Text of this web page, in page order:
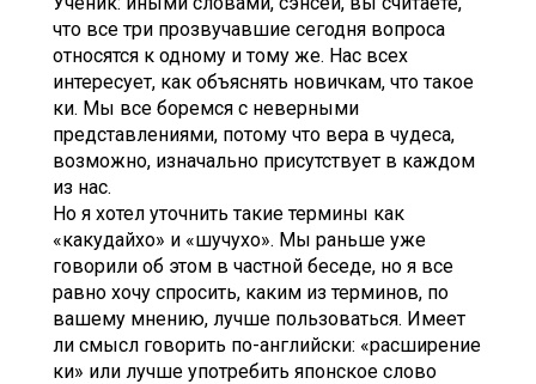
что все три прозвучавшие сегодня вопроса
относятся к одному и тому же. Нас всех
интересует, как объяснять новичкам, что такое
ки. Мы все боремся с неверными
представлениями, потому что вера в чудеса,
возможно, изначально присутствует в каждом
из нас.
Но я хотел уточнить такие термины как
«какудайхо» и «шучухо». Мы раньше уже
говорили об этом в частной беседе, но я все
равно хочу спросить, каким из терминов, по
вашему мнению, лучше пользоваться. Имеет
ли смысл говорить по-английски: «расширение
ки» или лучше употребить японское слово